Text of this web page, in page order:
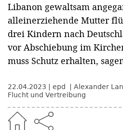
Libanon gewaltsam
alleinerziehende Mutter
drei Kindern nach
vor Abschiebung im
muss Schutz erhalten,
22.04.2023 epd
Alexander
Flucht und Vertreibung